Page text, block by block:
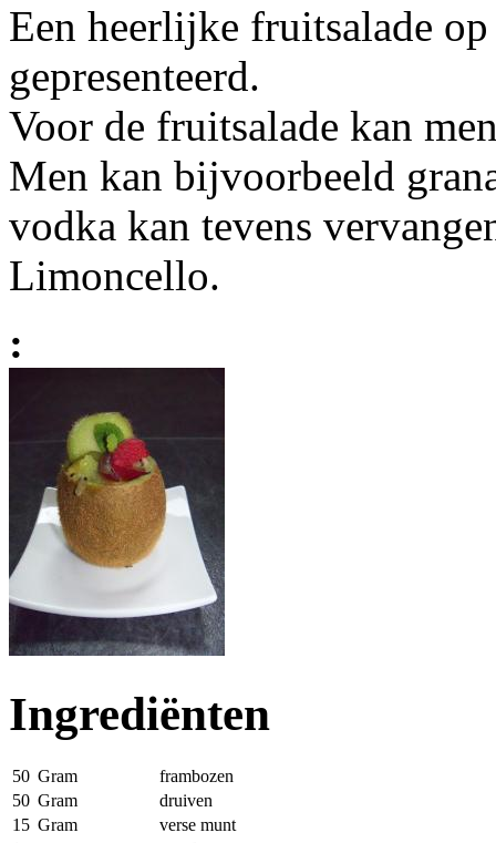
Een heerlijke fruitsalade
gepresenteerd.
Voor de fruitsalade kan
Men kan bijvoorbeeld
vodka kan tevens
Limoncello.
:
Ingrediënten
50 Gram
frambozen
50 Gram
druiven
15 Gram
verse munt